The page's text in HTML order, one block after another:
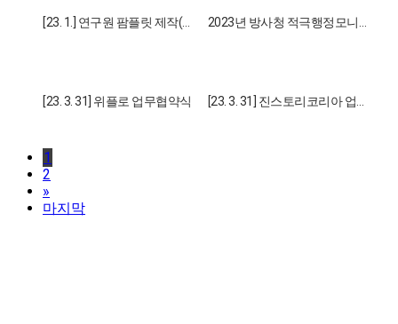
[23. 1.] 연구원 팜플릿 제작(초
2023년 방사청 적극행정모니
[23. 3. 31] 위플로 업무협약식
[23. 3. 31] 진스토리코리아 업
1
2
»
마지막